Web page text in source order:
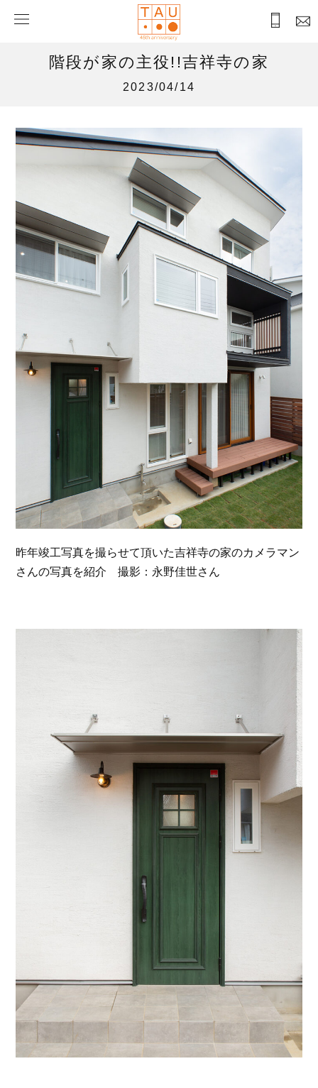
階段が家の主役!!吉祥寺の家
2023/04/14
昨年竣工写真を撮らせて頂いた吉祥寺の家のカメラマン
さんの写真を紹介 撮影：永野佳世さん